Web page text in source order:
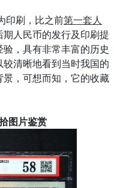
印刷，比之前第一套人
人民币的发行及印刷提
，具有非常丰富的历史
清晰地看到当时我国的
，可想而知，它的收藏
图片鉴赏